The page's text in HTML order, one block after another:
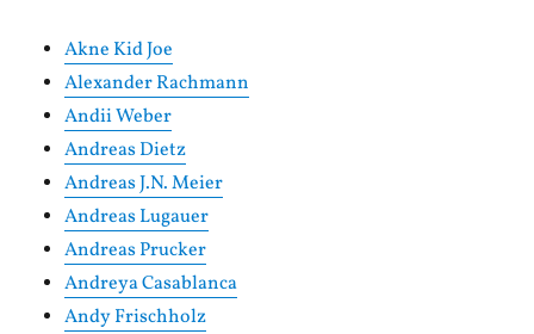
Akne Kid Joe
Alexander Rachmann
Andii Weber
Andreas Dietz
Andreas J.N. Meier
Andreas Lugauer
Andreas Prucker
Andreya Casablanca
Andy Frischholz